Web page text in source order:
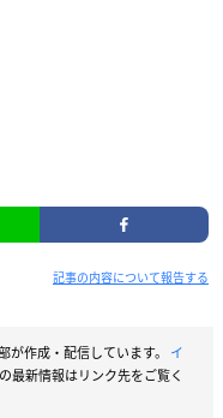
記事の内容について報告する
が作成・配信しています。 イ
の最新情報はリンク先をご覧く